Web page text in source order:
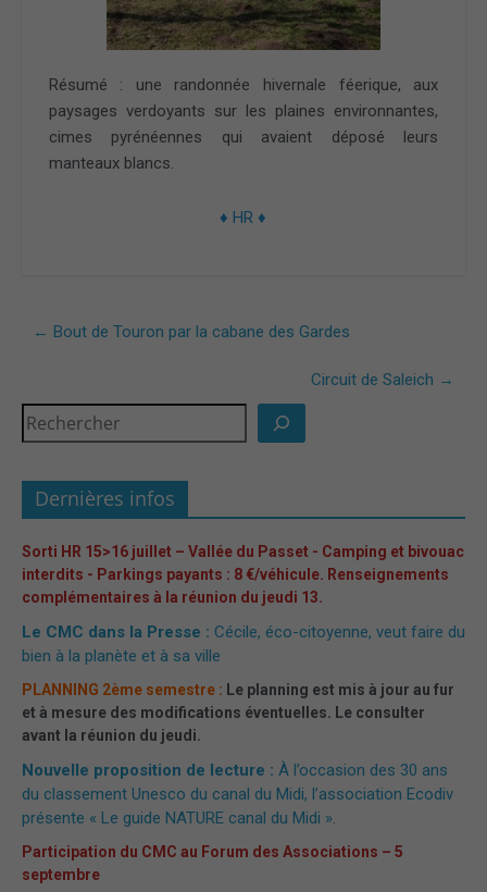
Résumé : une randonnée hivernale féerique, aux
paysages verdoyants sur les plaines environnantes,
cimes pyrénéennes qui avaient déposé leurs
manteaux blancs.
♦ HR ♦
← Bout de Touron par la cabane des Gardes
Circuit de Saleich →
Dernières infos
Sorti HR 15>16 juillet – Vallée du Passet - Camping et bivouac
interdits - Parkings payants : 8 €/véhicule. Renseignements
complémentaires à la réunion du jeudi 13.
Le CMC dans la Presse : Cécile, éco-citoyenne, veut faire du
bien à la planète et à sa ville
PLANNING 2ème semestre : Le planning est mis à jour au fur
et à mesure des modifications éventuelles. Le consulter
avant la réunion du jeudi.
Nouvelle proposition de lecture : À l’occasion des 30 ans
du classement Unesco du canal du Midi, l’association Ecodiv
présente « Le guide NATURE canal du Midi ».
Participation du CMC au Forum des Associations – 5
septembre